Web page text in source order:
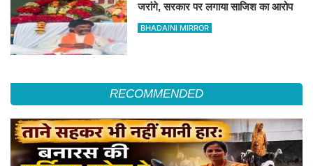
जरांगे, सरकार पर लगाया साजिश का आरोप
BHADAINI MIRROR
RECOMMENDED